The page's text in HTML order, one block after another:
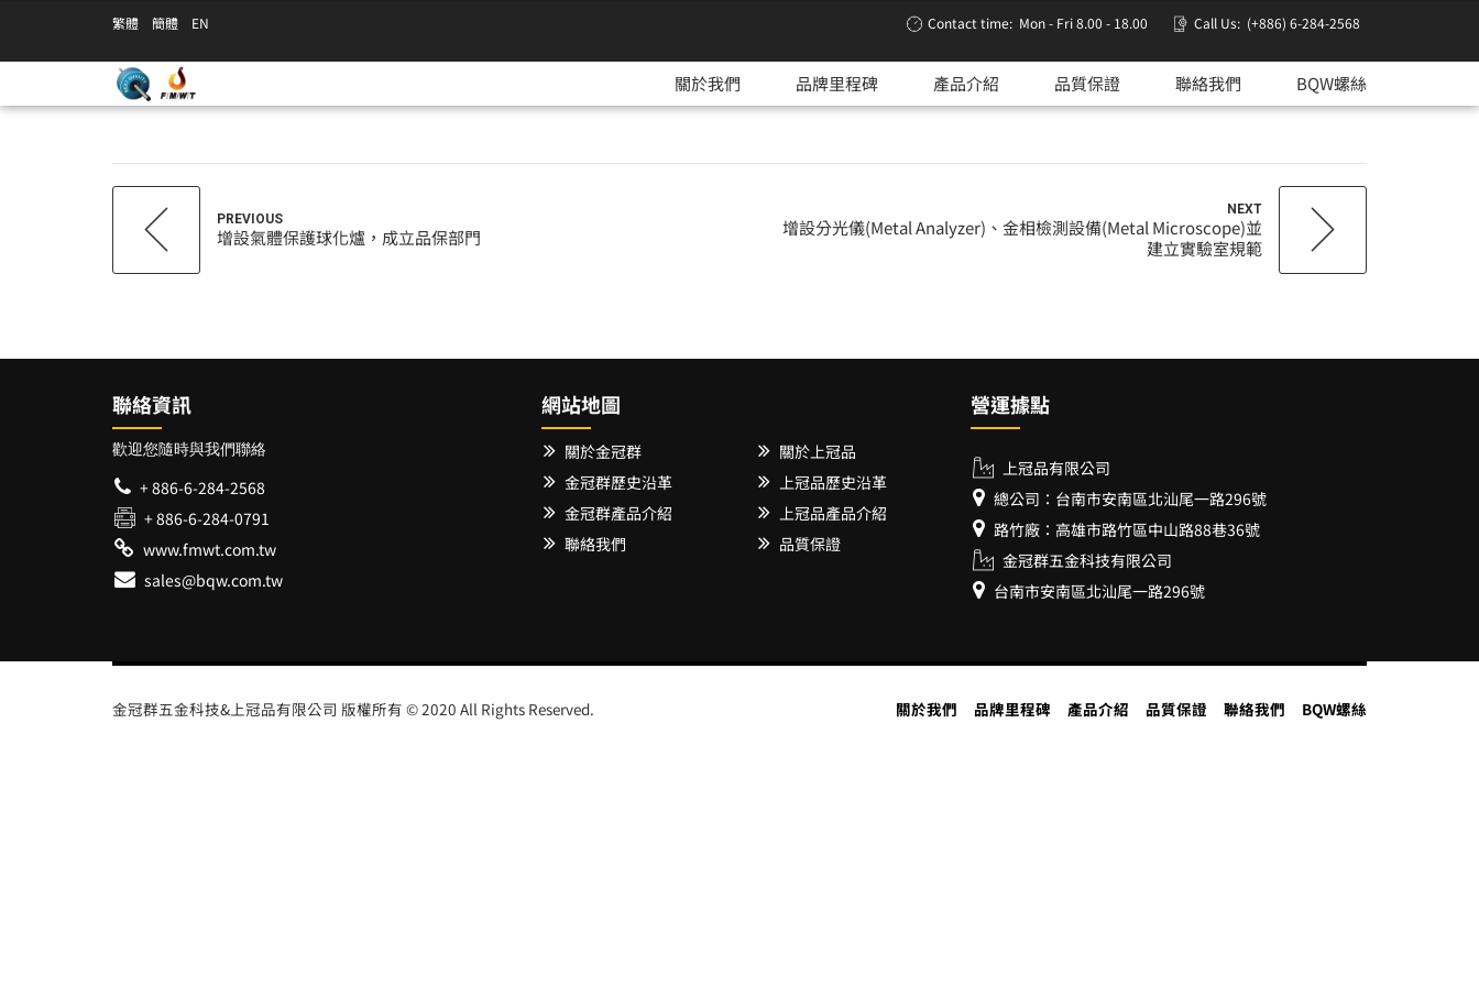
繁體 簡體 EN Contact time: Mon - Fri 8.00 - 18.00 Call Us: (+886) 6-284-2568
關於我們 品牌里程碑 產品介紹 品質保證 聯絡我們 BQW螺絲
PREVIOUS
增設氣體保護球化爐，成立品保部門
NEXT
增設分光儀(Metal Analyzer)、金相檢測設備(Metal Microscope)並
建立實驗室規範
聯絡資訊
歡迎您隨時與我們聯絡
+ 886-6-284-2568
+ 886-6-284-0791
www.fmwt.com.tw
sales@bqw.com.tw
網站地圖
關於金冠群
金冠群歷史沿革
金冠群產品介紹
聯絡我們
關於上冠品
上冠品歷史沿革
上冠品產品介紹
品質保證
營運據點
上冠品有限公司
總公司：台南市安南區北汕尾一路296號
路竹廠：高雄市路竹區中山路88巷36號
金冠群五金科技有限公司
台南市安南區北汕尾一路296號
金冠群五金科技&上冠品有限公司 版權所有 © 2020 All Rights Reserved. 關於我們 品牌里程碑 產品介紹 品質保證 聯絡我們 BQW螺絲